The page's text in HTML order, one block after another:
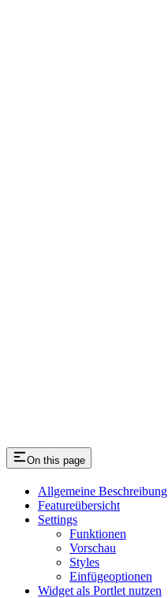
On this page
Allgemeine Beschreibung
Featureübersicht
Settings
Funktionen
Vorschau
Styles
Einfügeoptionen
Widget als Portlet nutzen